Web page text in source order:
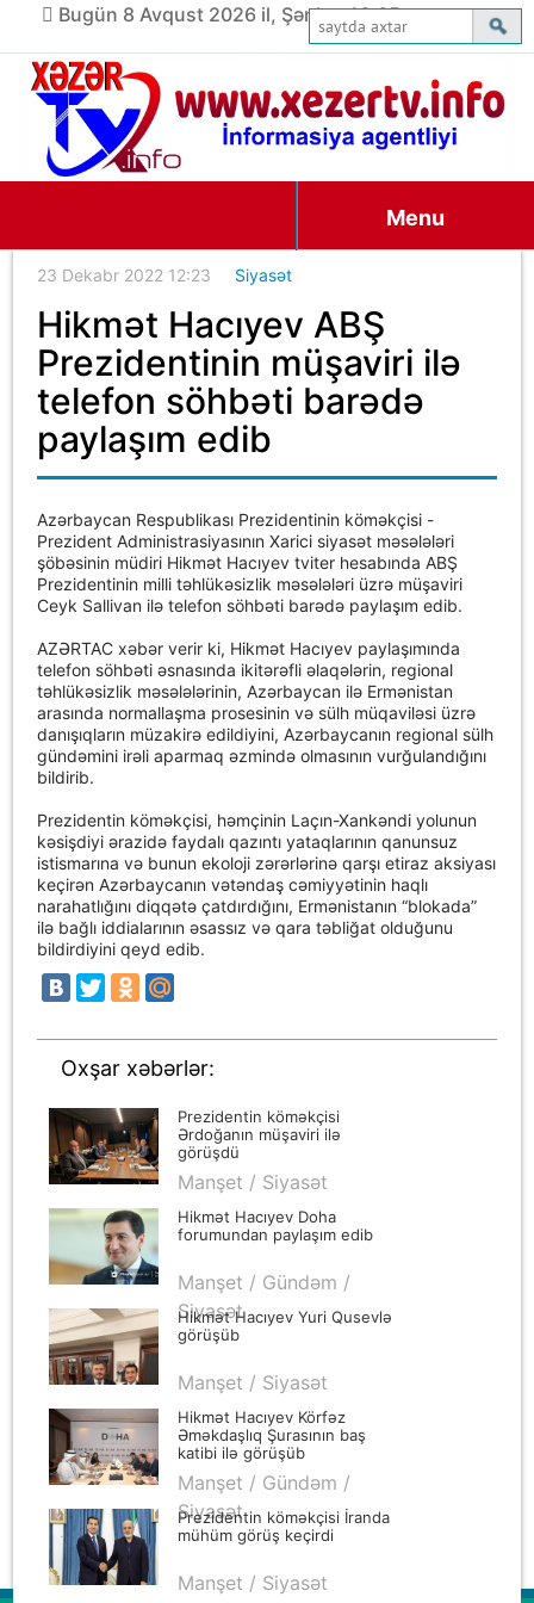
Bugün 8 Avqust 2026 il, Şənbə, 16:05
Menu
23 Dekabr 2022 12:23 Siyasət
Hikmət Hacıyev ABŞ
Prezidentinin müşaviri ilə
telefon söhbəti barədə
paylaşım edib
Azərbaycan Respublikası Prezidentinin köməkçisi -
Prezident Administrasiyasının Xarici siyasət məsələləri
şöbəsinin müdiri Hikmət Hacıyev tviter hesabında ABŞ
Prezidentinin milli təhlükəsizlik məsələləri üzrə müşaviri
Ceyk Sallivan ilə telefon söhbəti barədə paylaşım edib.
AZƏRTAC xəbər verir ki, Hikmət Hacıyev paylaşımında
telefon söhbəti əsnasında ikitərəfli əlaqələrin, regional
təhlükəsizlik məsələlərinin, Azərbaycan ilə Ermənistan
arasında normallaşma prosesinin və sülh müqaviləsi üzrə
danışıqların müzakirə edildiyini, Azərbaycanın regional sülh
gündəmini irəli aparmaq əzmində olmasının vurğulandığını
bildirib.
Prezidentin köməkçisi, həmçinin Laçın-Xankəndi yolunun
kəsişdiyi ərazidə faydalı qazıntı yataqlarının qanunsuz
istismarına və bunun ekoloji zərərlərinə qarşı etiraz aksiyası
keçirən Azərbaycanın vətəndaş cəmiyyətinin haqlı
narahatlığını diqqətə çatdırdığını, Ermənistanın “blokada”
ilə bağlı iddialarının əsassız və qara təbliğat olduğunu
bildirdiyini qeyd edib.
Oxşar xəbərlər:
Prezidentin köməkçisi
Ərdoğanın müşaviri ilə
görüşdü
Manşet / Siyasət
Hikmət Hacıyev Doha
forumundan paylaşım edib
Manşet / Gündəm /
Siyasət
Hikmət Hacıyev Yuri Qusevlə
görüşüb
Manşet / Siyasət
Hikmət Hacıyev Körfəz
Əməkdaşlıq Şurasının baş
katibi ilə görüşüb
Manşet / Gündəm /
Siyasət
Prezidentin köməkçisi İranda
mühüm görüş keçirdi
Manşet / Siyasət